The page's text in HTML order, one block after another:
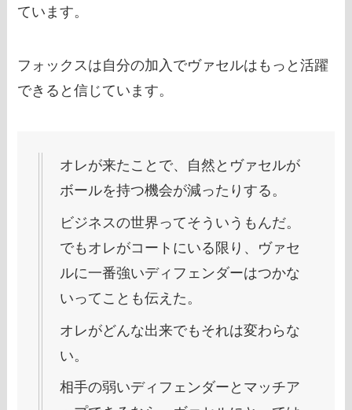
ています。
フォックスは自分の加入でヴァセルはもっと活躍
できると信じています。
オレが来たことで、自然とヴァセルが
ボールを持つ機会が減ったりする。
ビジネスの世界ってそういうもんだ。
でもオレがコートにいる限り、ヴァセ
ルに一番強いディフェンダーはつかな
いってことも伝えた。
オレがどんな出来でもそれは変わらな
い。
相手の弱いディフェンダーとマッチア